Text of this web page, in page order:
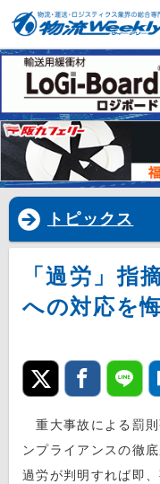
トピックス
「過労」
への対応を
重大事故による罰則
ンプライアンスの徹
過労が判明すれば即